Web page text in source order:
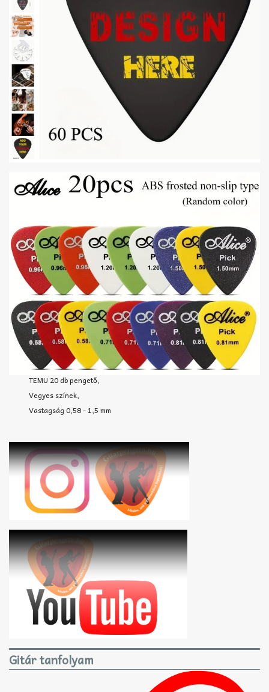
TEMU 20 db pengető,
Vegyes színek,
Vastagság 0,58 - 1,5 mm
Gitár tanfolyam